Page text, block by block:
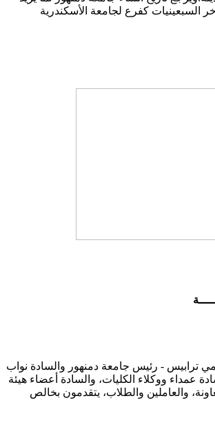
السبعينيات كفرع لجامعة الأسكندرية
الأستاذ الدكتور / إلهامي ترابيس - رئيس جامعة دمنهور والسادة نواب
رئيس الجامعة، والسادة عمداء ووكلاء الكليات، والسادة أعضاء هيئة
التدريس والهيئة المعاونة، والعاملين والطلاب، يتقدمون بخالص